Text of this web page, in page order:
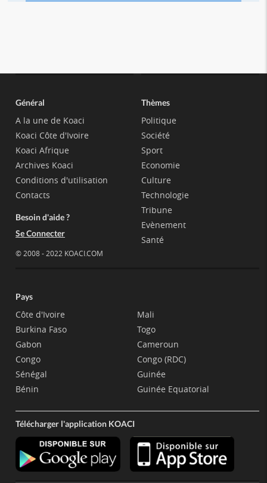
Général
A la une de Koaci
Koaci Côte d'Ivoire
Koaci Afrique
Archives Koaci
Conditions d'utilisation
Contacts
Besoin d'aide ?
Se Connecter
© 2008 - 2022 KOACI.COM
Thèmes
Politique
Société
Sport
Economie
Culture
Technologie
Tribune
Evènement
Santé
Pays
Côte d'Ivoire
Burkina Faso
Gabon
Congo
Sénégal
Bénin
Mali
Togo
Cameroun
Congo (RDC)
Guinée
Guinée Equatorial
Télécharger l'application KOACI